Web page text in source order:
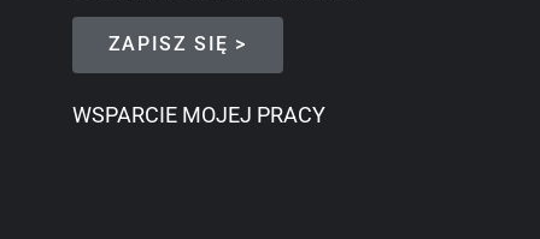
ZAPISZ SIĘ >
WSPARCIE MOJEJ PRACY